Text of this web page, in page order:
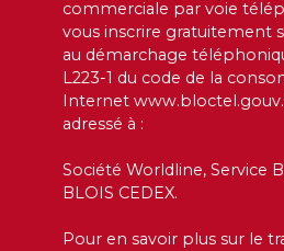
commerciale par voie
vous inscrire gratuitement
au démarchage
L223-1 du code de la
Internet
adressé à :
Société Worldline, Service
BLOIS CEDEX.
Pour en savoir plus sur le